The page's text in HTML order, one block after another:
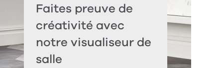
Faites preuve de
créativité avec
notre visualiseur de
salle